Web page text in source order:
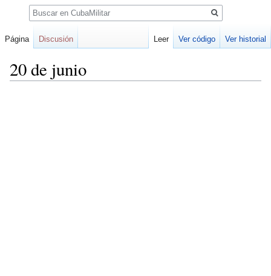
20 de junio
Página Discusión Leer Ver código Ver historial
Buscar